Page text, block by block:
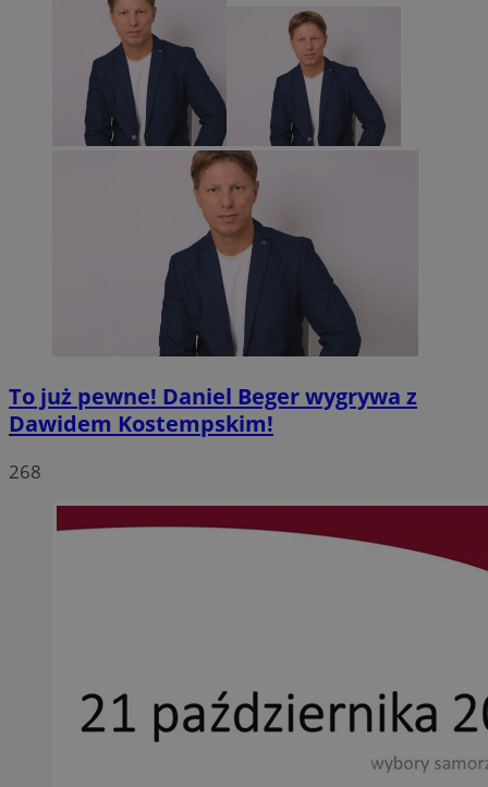
To już pewne! Daniel Beger wygrywa z
Dawidem Kostempskim!
268